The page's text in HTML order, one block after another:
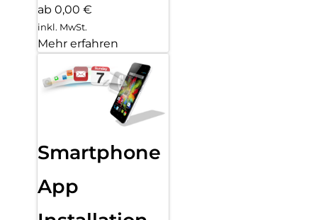
ab 0,00 €
inkl. MwSt.
Mehr erfahren
Smartphone
App